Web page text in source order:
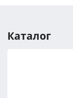
Год авто
Каталог